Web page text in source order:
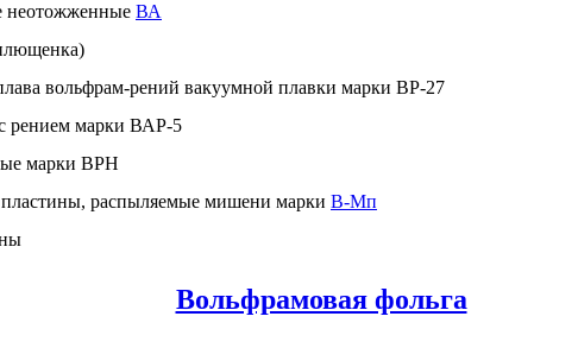
неотожженные ВА
вольфрам-рений вакуумной плавки марки ВР-27
рением марки ВАР-5
марки ВРН
распыляемые мишени марки В-Мп
Вольфрамовая фольга